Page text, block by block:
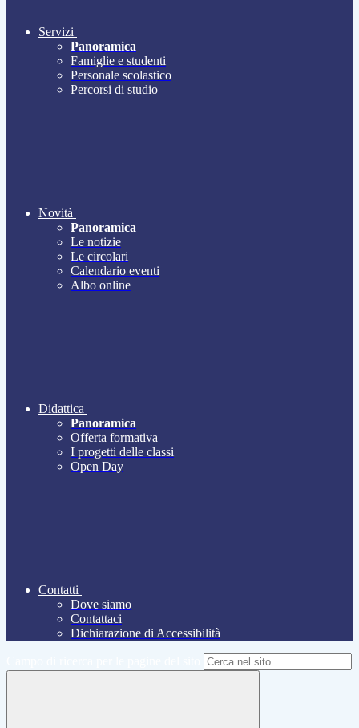
Servizi
Panoramica
Famiglie e studenti
Personale scolastico
Percorsi di studio
Novità
Panoramica
Le notizie
Le circolari
Calendario eventi
Albo online
Didattica
Panoramica
Offerta formativa
I progetti delle classi
Open Day
Contatti
Dove siamo
Contattaci
Dichiarazione di Accessibilità